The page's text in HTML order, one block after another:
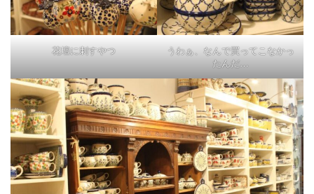
花壇に刺すやつ
うわぁ、なんで買ってこなかっ
たんだ…